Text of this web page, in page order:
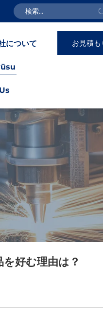
について お見積
好む理由は？